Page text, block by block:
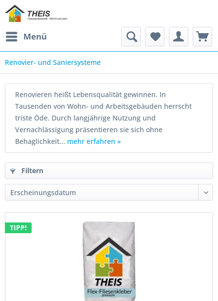
Menü
Renovier- und Saniersysteme
Renovieren heißt Lebensqualität gewinnen. In
Tausenden von Wohn- und Arbeitsgebäuden herrscht
triste Öde. Durch langjährige Nutzung und
Vernachlässigung präsentieren sie sich ohne
Behaglichkeit... mehr erfahren »
Filtern
TIPP!